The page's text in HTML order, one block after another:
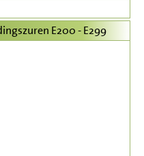
E200 - E299